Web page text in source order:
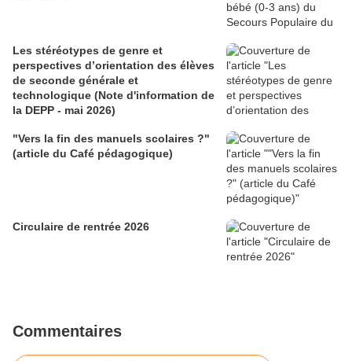
Les stéréotypes de genre et
perspectives d’orientation des élèves
de seconde générale et
technologique (Note d'information de
la DEPP - mai 2026)
"Vers la fin des manuels scolaires ?"
(article du Café pédagogique)
Circulaire de rentrée 2026
Commentaires